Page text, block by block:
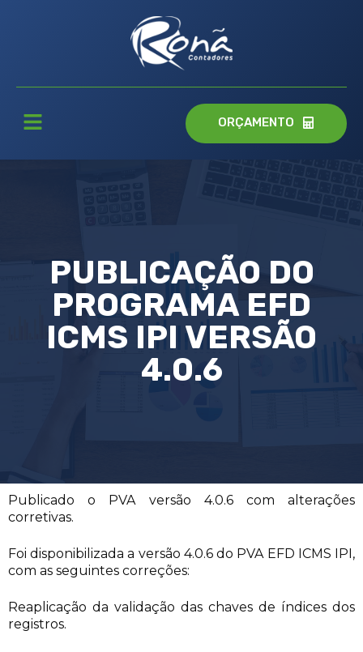
ORÇAMENTO
PUBLICAÇÃO DO
PROGRAMA EFD
ICMS IPI VERSÃO
4.0.6
Publicado o PVA versão 4.0.6 com alterações
corretivas.
Foi disponibilizada a versão 4.0.6 do PVA EFD ICMS IPI,
com as seguintes correções:
Reaplicação da validação das chaves de índices dos
registros.